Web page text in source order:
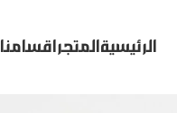
الرئيسية المتجر اقسامنا